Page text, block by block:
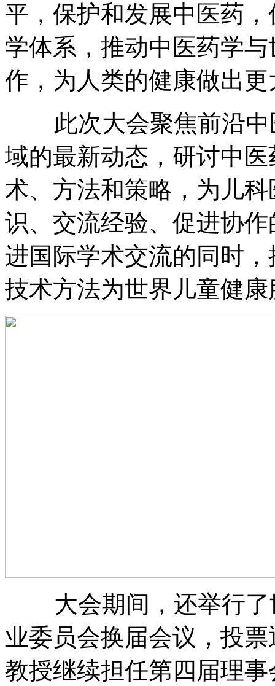
平，保护和发展中医药
学体系，推动中医药
作，为人类的健康做出
此次大会聚焦前沿中医
域的最新动态，研讨中
术、方法和策略，为
识、交流经验、促进
进国际学术交流的同时
技术方法为世界儿童健康
大会期间，还举行
业委员会换届会议，
教授继续担任第四届理事